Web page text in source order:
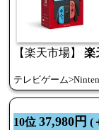
【楽天市場】 楽
テレビゲーム
10位 37,980円 (